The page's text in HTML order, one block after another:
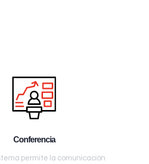
Conferencia
permite la comunicación